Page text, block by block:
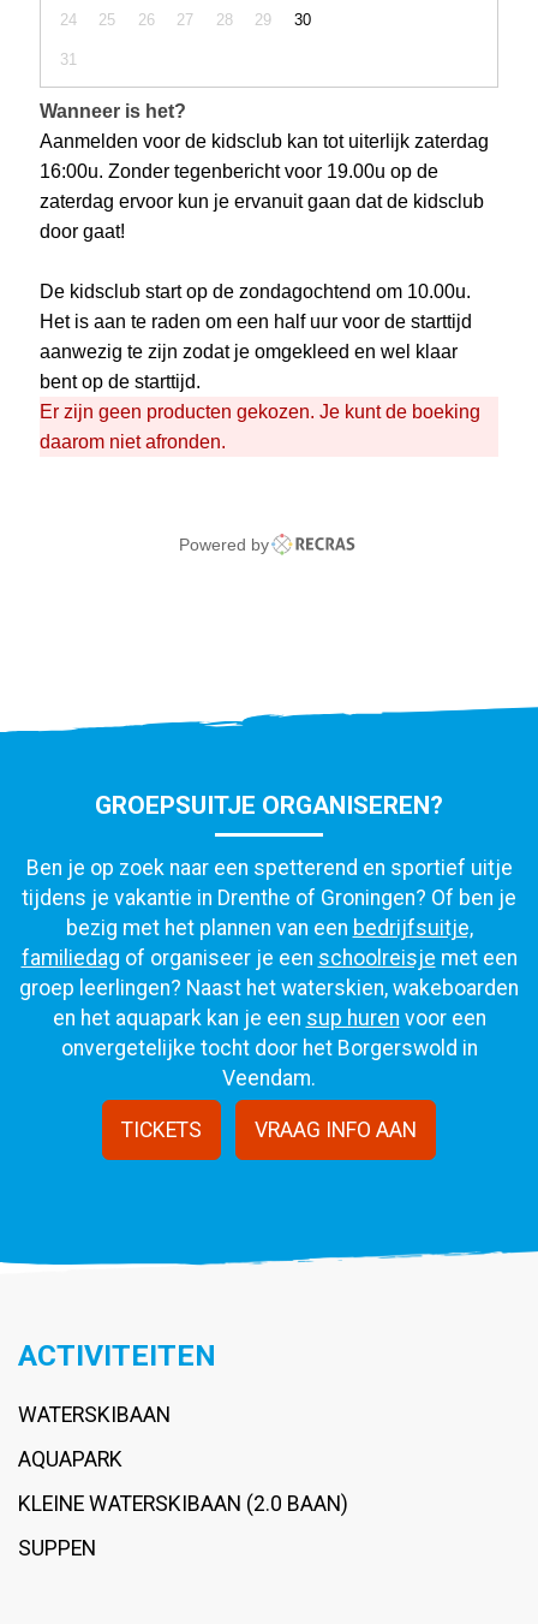
GROEPSUITJE ORGANISEREN?
Ben je op zoek naar een spetterend en sportief uitje
tijdens je vakantie in Drenthe of Groningen? Of ben je
bezig met het plannen van een bedrijfsuitje,
familiedag of organiseer je een schoolreisje met een
groep leerlingen? Naast het waterskien, wakeboarden
en het aquapark kan je een sup huren voor een
onvergetelijke tocht door het Borgerswold in
Veendam.
TICKETS VRAAG INFO AAN
ACTIVITEITEN
WATERSKIBAAN
AQUAPARK
KLEINE WATERSKIBAAN (2.0 BAAN)
SUPPEN